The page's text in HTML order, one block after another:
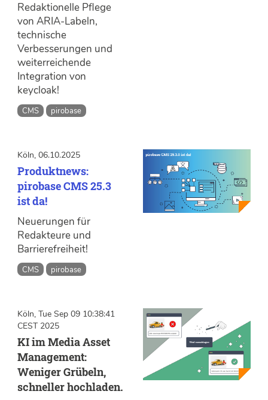
Redaktionelle Pflege
von ARIA-Labeln,
technische
Verbesserungen und
weiterreichende
Integration von
keycloak!
CMS pirobase
Köln, 06.10.2025
Produktnews:
pirobase CMS 25.3
ist da!
Neuerungen für
Redakteure und
Barrierefreiheit!
CMS pirobase
Köln, Tue Sep 09 10:38:41
CEST 2025
KI im Media Asset
Management:
Weniger Grübeln,
schneller hochladen.